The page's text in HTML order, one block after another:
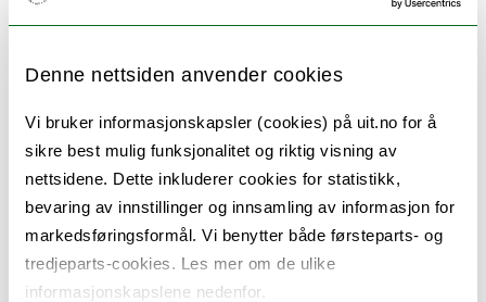
Denne nettsiden anvender cookies
Vi bruker informasjonskapsler (cookies) på uit.no for å
sikre best mulig funksjonalitet og riktig visning av
nettsidene. Dette inkluderer cookies for statistikk,
bevaring av innstillinger og innsamling av informasjon for
markedsføringsformål. Vi benytter både førsteparts- og
tredjeparts-cookies. Les mer om de ulike
informasjonskapslene nedenfor.
Denne kunnskapen vil vi bruke til
å identifisere løsninger som kan
hindre at avkapp havner på havet i
lag med næringen og komme med
konkrete anbefalinger til tiltak.